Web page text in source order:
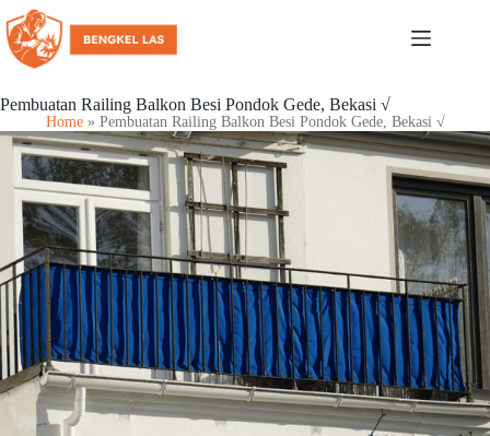
Pembuatan Railing Balkon Besi Pondok Gede, Bekasi √
Home» Pembuatan Railing Balkon Besi Pondok Gede, Bekasi √